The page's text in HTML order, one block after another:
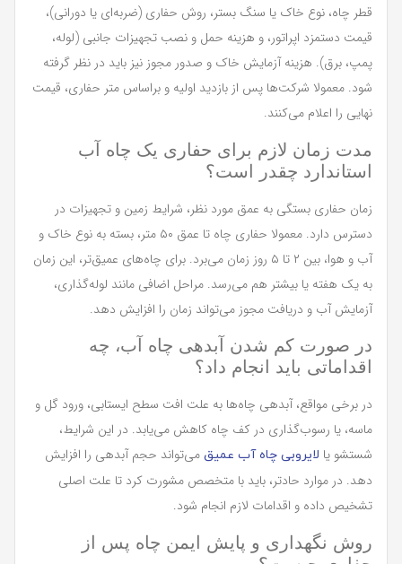
قطر چاه، نوع خاک یا سنگ بستر، روش حفاری (ضربه‌ای یا دورانی)،
قیمت دستمزد اپراتور، و هزینه حمل و نصب تجهیزات جانبی (لوله،
پمپ، برق). هزینه آزمایش خاک و صدور مجوز نیز باید در نظر گرفته
شود. معمولا شرکت‌ها پس از بازدید اولیه و براساس متر حفاری، قیمت
نهایی را اعلام می‌کنند.
مدت زمان لازم برای حفاری یک چاه آب
استاندارد چقدر است؟
زمان حفاری بستگی به عمق مورد نظر، شرایط زمین و تجهیزات در
دسترس دارد. معمولا حفاری چاه تا عمق ۵۰ متر، بسته به نوع خاک و
آب و هوا، بین ۲ تا ۵ روز زمان می‌برد. برای چاه‌های عمیق‌تر، این زمان
به یک هفته یا بیشتر هم می‌رسد. مراحل اضافی مانند لوله‌گذاری،
آزمایش آب و دریافت مجوز می‌تواند زمان را افزایش دهد.
در صورت کم شدن آبدهی چاه آب، چه
اقداماتی باید انجام داد؟
در برخی مواقع، آبدهی چاه‌ها به علت افت سطح ایستابی، ورود گل و
ماسه، یا رسوب‌گذاری در کف چاه کاهش می‌یابد. در این شرایط،
شستشو یا لایروبی چاه آب عمیق می‌تواند حجم آبدهی را افزایش
دهد. در موارد حادتر، باید با متخصص مشورت کرد تا علت اصلی
تشخیص داده و اقدامات لازم انجام شود.
روش نگهداری و پایش ایمن چاه پس از